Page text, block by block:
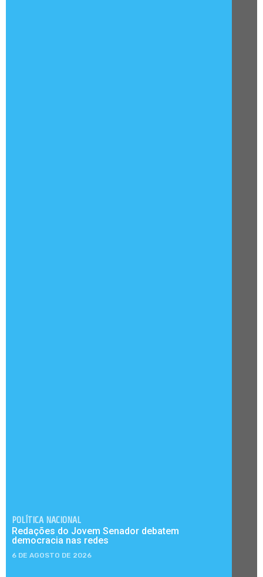
POLÍTICA NACIONAL
Redações do Jovem Senador debatem
democracia nas redes
6 DE AGOSTO DE 2026